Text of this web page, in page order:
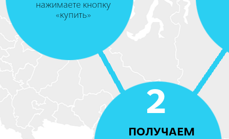
нажимаете кнопку
«купить»
2
ПОЛУЧАЕМ